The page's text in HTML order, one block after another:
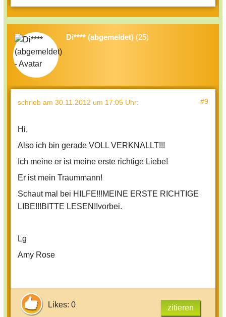
Di**** (abgemeldet) (25)
schrieb am 30.11.2012 um 17:05 Uhr: #9
Hi,
Also ich bin gerade VOLL VERKNALLT!!!
Ich meine er ist meine erste richtige Liebe!
Er ist mein Traummann!
Schaut mal bei HILFE!!!MEINE ERSTE RICHTIGE
LIBE!!!BITTE LESEN!!vorbei.
Lg
Amy Rose
Likes: 0 zitieren